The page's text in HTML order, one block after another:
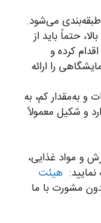
طبقه‌بندی می‌شود.
حتماً باید از
کرده و
را ارائه
و به‌مقدار کم، به
و شکیل معمولاً
و مواد غذایی،
هیئت
مشورت با ما